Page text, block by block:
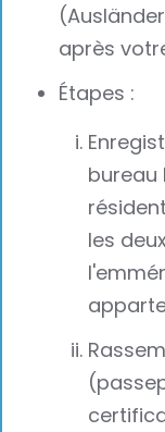
après
Étapes :
bureau
les